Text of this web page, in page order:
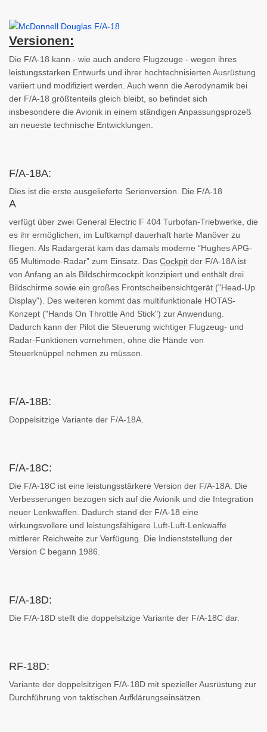
Versionen:
Die F/A-18 kann - wie auch andere Flugzeuge - wegen ihres
leistungsstarken Entwurfs und ihrer hochtechnisierten Ausrüstung
variiert und modifiziert werden. Auch wenn die Aerodynamik bei
der F/A-18 größtenteils gleich bleibt, so befindet sich
insbesondere die Avionik in einem ständigen Anpassungsprozeß
an neueste technische Entwicklungen.
F/A-18A:
Dies ist die erste ausgelieferte Serienversion. Die F/A-18
A
verfügt über zwei General Electric F 404 Turbofan-Triebwerke, die
es ihr ermöglichen, im Luftkampf dauerhaft harte Manöver zu
fliegen. Als Radargerät kam das damals moderne “Hughes APG-
65 Multimode-Radar” zum Einsatz. Das Cockpit der F/A-18A ist
von Anfang an als Bildschirmcockpit konzipiert und enthält drei
Bildschirme sowie ein großes Frontscheibensichtgerät ("Head-Up
Display"). Des weiteren kommt das multifunktionale HOTAS-
Konzept ("Hands On Throttle And Stick") zur Anwendung.
Dadurch kann der Pilot die Steuerung wichtiger Flugzeug- und
Radar-Funktionen vornehmen, ohne die Hände von
Steuerknüppel nehmen zu müssen.
F/A-18B:
Doppelsitzige Variante der F/A-18A.
F/A-18C:
Die F/A-18C ist eine leistungsstärkere Version der F/A-18A. Die
Verbesserungen bezogen sich auf die Avionik und die Integration
neuer Lenkwaffen. Dadurch stand der F/A-18 eine
wirkungsvollere und leistungsfähigere Luft-Luft-Lenkwaffe
mittlerer Reichweite zur Verfügung. Die Indienststellung der
Version C begann 1986.
F/A-18D:
Die F/A-18D stellt die doppelsitzige Variante der F/A-18C dar.
RF-18D:
Variante der doppelsitzigen F/A-18D mit spezieller Ausrüstung zur
Durchführung von taktischen Aufklärungseinsätzen.